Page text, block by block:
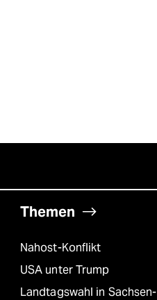
Themen
Nahost-Konflikt
USA unter Trump
Landtagswahl in Sachsen-